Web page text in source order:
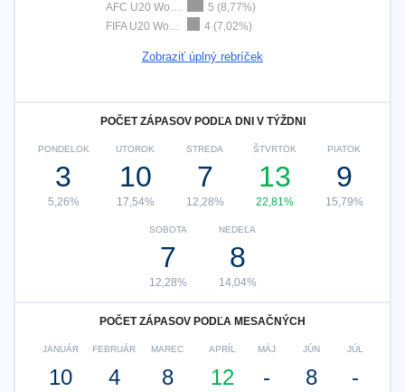
AFC U20 Women's Asian Cup
5 (8,77%)
FIFA U20 World Cup
4 (7,02%)
Zobraziť úplný rebríček
POČET ZÁPASOV PODĽA DNI V TÝŽDNI
PONDELOK
3
5,26%
UTOROK
10
17,54%
STREDA
7
12,28%
ŠTVRTOK
13
22,81%
PIATOK
9
15,79%
SOBOTA
7
12,28%
NEDEĽA
8
14,04%
POČET ZÁPASOV PODĽA MESAČNÝCH
JANUÁR
10
FEBRUÁR
4
MAREC
8
APRÍL
12
MÁJ
-
JÚN
8
JÚL
-